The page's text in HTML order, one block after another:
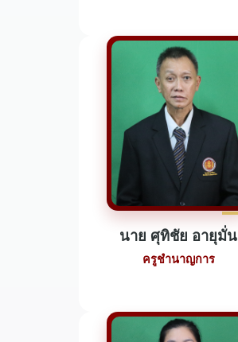
นาย ศุทิชัย อายุมั่น
ครูชำนาญการ